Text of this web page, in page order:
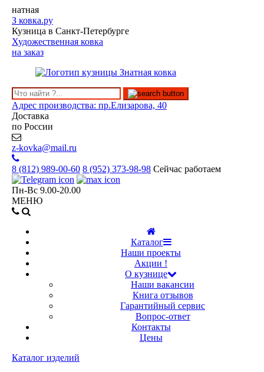
натная
З ковка.ру
Кузница в Санкт-Петербурге
Художественная ковка
на заказ
Адрес производства: пр.Елизарова, 40
Доставка
по России
z-kovka@mail.ru
8 (812) 989-00-60 8 (952) 373-98-98 Сейчас работаем
Пн-Вс 9.00-20.00
МЕНЮ
Каталог
Наши проекты
Акции !
О кузнице
Наши вакансии
Книга отзывов
Гарантийный сервис
Вопрос-ответ
Контакты
Цены
Каталог изделий